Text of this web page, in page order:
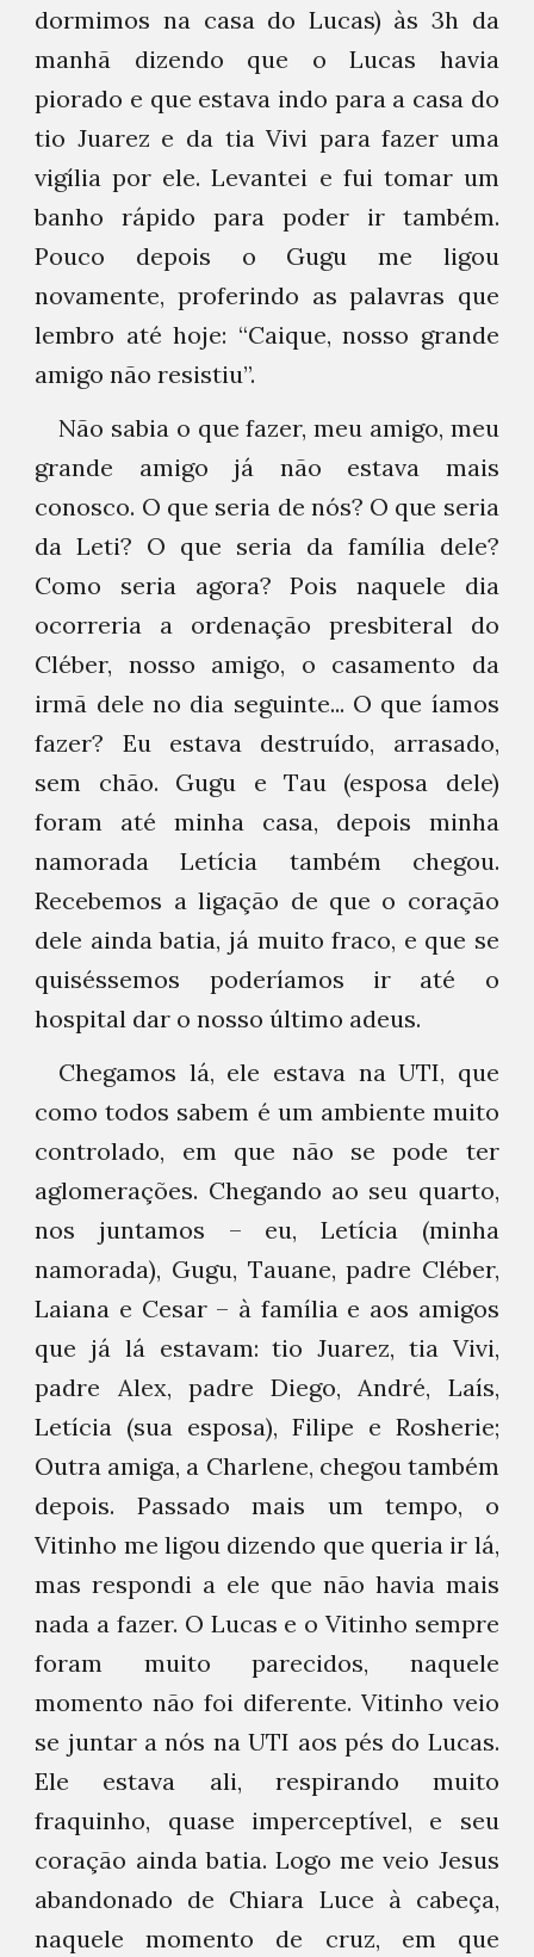
dormimos na casa do Lucas) às 3h da
manhã dizendo que o Lucas havia
piorado e que estava indo para a casa do
tio Juarez e da tia Vivi para fazer uma
vigília por ele. Levantei e fui tomar um
banho rápido para poder ir também.
Pouco depois o Gugu me ligou
novamente, proferindo as palavras que
lembro até hoje: “Caique, nosso grande
amigo não resistiu”.
Não sabia o que fazer, meu amigo, meu
grande amigo já não estava mais
conosco. O que seria de nós? O que seria
da Leti? O que seria da família dele?
Como seria agora? Pois naquele dia
ocorreria a ordenação presbiteral do
Cléber, nosso amigo, o casamento da
irmã dele no dia seguinte... O que íamos
fazer? Eu estava destruído, arrasado,
sem chão. Gugu e Tau (esposa dele)
foram até minha casa, depois minha
namorada Letícia também chegou.
Recebemos a ligação de que o coração
dele ainda batia, já muito fraco, e que se
quiséssemos poderíamos ir até o
hospital dar o nosso último adeus.
Chegamos lá, ele estava na UTI, que
como todos sabem é um ambiente muito
controlado, em que não se pode ter
aglomerações. Chegando ao seu quarto,
nos juntamos – eu, Letícia (minha
namorada), Gugu, Tauane, padre Cléber,
Laiana e Cesar – à família e aos amigos
que já lá estavam: tio Juarez, tia Vivi,
padre Alex, padre Diego, André, Laís,
Letícia (sua esposa), Filipe e Rosherie;
Outra amiga, a Charlene, chegou também
depois. Passado mais um tempo, o
Vitinho me ligou dizendo que queria ir lá,
mas respondi a ele que não havia mais
nada a fazer. O Lucas e o Vitinho sempre
foram muito parecidos, naquele
momento não foi diferente. Vitinho veio
se juntar a nós na UTI aos pés do Lucas.
Ele estava ali, respirando muito
fraquinho, quase imperceptível, e seu
coração ainda batia. Logo me veio Jesus
abandonado de Chiara Luce à cabeça,
naquele momento de cruz, em que